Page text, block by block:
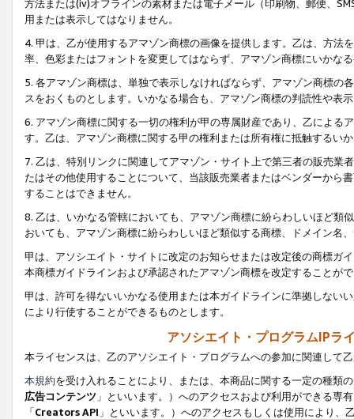
方法または(iv)オフラインの素材または電子メール（印刷物、郵便、
用または表示してはなりません。
4. 甲は、乙が使用するアマゾン商標の画像を提供します。乙は、方
率、色彩またはフォントを変更してはならず、アマゾン商標にいかな
5. 各アマゾン商標は、単独で表示しなければならず、アマゾン商標
スをおくものとします。いかなる場合も、アマゾン商標の判読性や表
6. アマゾン商標に関する一切の権利が甲の専属財産であり、乙による
す。乙は、アマゾン商標に関する甲の権利または所有権に抵触するい
7. 乙は、特別リンクに関連してアマゾン・サイト上で第三者の販売
たはその他使用することについて、当該販売業者またはベンダーから
することはできません。
8. 乙は、いかなる管轄においても、アマゾン商標に紛らわしいほど類
おいても、アマゾン商標に紛らわしいほど類似する商標、ドメイン名
甲は、アソシエイト・サイトに改定のお知らせまたは改定後の商標ガ
本商標ガイドラインおよび承認されたアマゾン商標を改定することが
甲は、許可を得ないいかなる使用または本ガイドラインに準拠しない
により行使することができるものとします。
アソシエイト・プログラムIPラ
本ライセンスは、乙のアソシエイト・プログラムへの参加に関連して
本規約を受け入れることにより、または、本商品に関する一定の種類
広告コンテンツ 」といいます。）へのアクセスおよび利用ができる専
「Creators API 」といいます。）へのアクセスもしくは使用により